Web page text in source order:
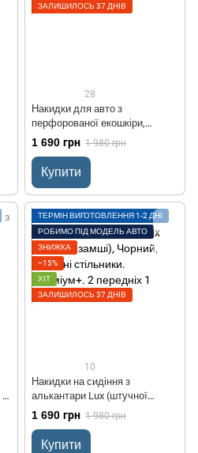
ЗАЛИШИЛОСЬ 37 ДНІВ
28
Накидки для авто з
перфорованої екошкіри,
Темно-сіра з сірим рядком,
Преміум+, Передній комплект
1 690 грн 1 980 грн
Купити
ТЕРМІН ВИГОТОВЛЕННЯ 1-2 ДНІ
РОБИМО ПІД МОДЕЛЬ АВТО
ЗНИЖКА
−15%
ХІТ
ЗАЛИШИЛОСЬ 37 ДНІВ
10
Накидки на сидіння з
алькантари Lux (штучної
замші), Чорний, Червоні
стільники. Преміум+. 2
передніх
1 690 грн 1 980 грн
Купити